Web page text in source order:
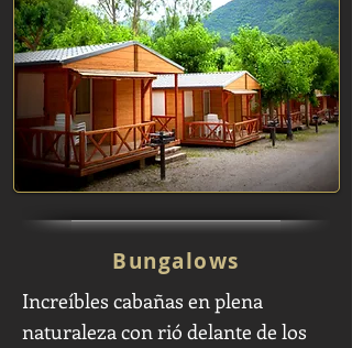
Bungalows
Increíbles cabañas en plena
naturaleza con rió delante de los